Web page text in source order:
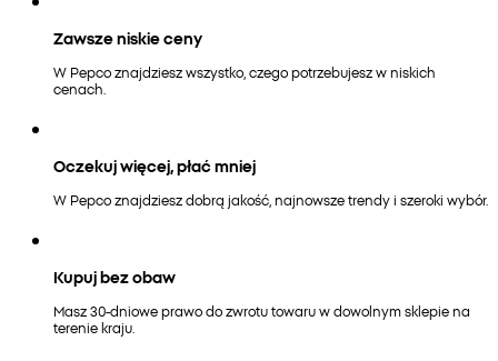
Zawsze niskie ceny
W Pepco znajdziesz wszystko, czego potrzebujesz w niskich
cenach.
Oczekuj więcej, płać mniej
W Pepco znajdziesz dobrą jakość, najnowsze trendy i szeroki wybór.
Kupuj bez obaw
Masz 30-dniowe prawo do zwrotu towaru w dowolnym sklepie na
terenie kraju.